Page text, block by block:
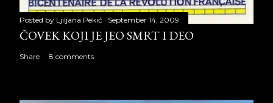
Posted by Ljiljana Pekić September 14, 2009
ČOVEK KOJI JE JEO SMRT I DEO
Share 8 comments